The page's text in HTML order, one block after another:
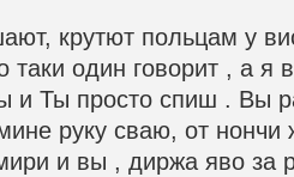
крутют польцам у
таки один говорит , а я
и Ты просто спиш . Вы
руку сваю, от
и вы , диржа яво за